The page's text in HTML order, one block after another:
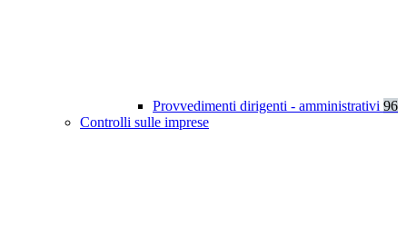
Provvedimenti dirigenti - amministrativi 96
Controlli sulle imprese